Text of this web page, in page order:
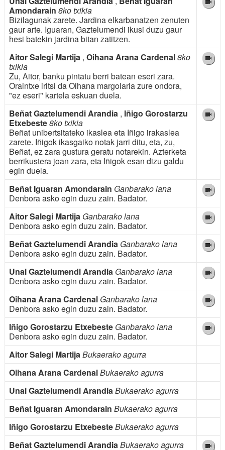
Amondarain 8ko txikia
Bizilagunak zarete. Jardina elkarbanatzen zenuten
gaur arte. Iguaran, Gaztelumendi ikusi duzu gaur
hesi batekin jardina bitan zatitzen.
Aitor Salegi Martija , Oihana Arana Cardenal8ko
txikia
Zu, Aitor, banku pintatu berri batean eseri zara.
Oraintxe iritsi da Oihana margolaria zure ondora,
"ez eseri" kartela eskuan duela.
Beñat Gaztelumendi Arandia , Iñigo Gorostarzu
Etxebeste8ko txikia
Beñat unibertsitateko ikaslea eta Iñigo irakaslea
zarete. Iñigok ikasgaiko notak jarri ditu, eta, zu,
Beñat, ez zara gustura geratu notarekin. Azterketa
berrikustera joan zara, eta Iñigok esan dizu galdu
egin duela.
Beñat Iguaran Amondarain Ganbarako lana
Denbora asko egin duzu zain. Badator.
Aitor Salegi Martija Ganbarako lana
Denbora asko egin duzu zain. Badator.
Beñat Gaztelumendi Arandia Ganbarako lana
Denbora asko egin duzu zain. Badator.
Unai Gaztelumendi Arandia Ganbarako lana
Denbora asko egin duzu zain. Badator.
Oihana Arana Cardenal Ganbarako lana
Denbora asko egin duzu zain. Badator.
Iñigo Gorostarzu Etxebeste Ganbarako lana
Denbora asko egin duzu zain. Badator.
Aitor Salegi MartijaBukaerako agurra
Oihana Arana CardenalBukaerako agurra
Unai Gaztelumendi ArandiaBukaerako agurra
Beñat Iguaran Amondarain Bukaerako agurra
Iñigo Gorostarzu EtxebesteBukaerako agurra
Beñat Gaztelumendi ArandiaBukaerako agurra